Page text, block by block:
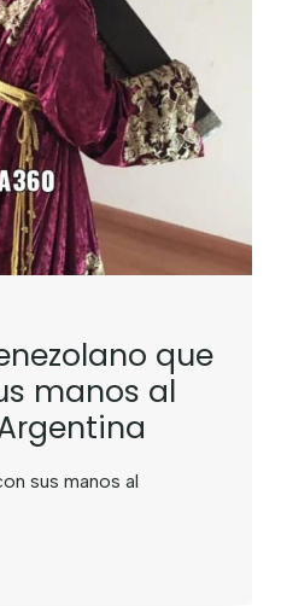
que
manos al
sus manos al